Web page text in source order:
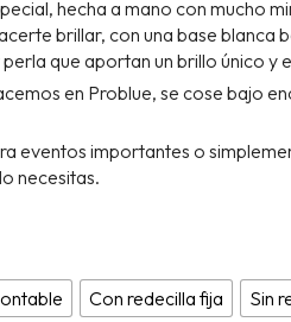
DESDE
22,95 €
HASTA
hecha a mano con mucho
brillar, con una base blanca
que aportan un brillo único y
en Problue, se cose bajo
eventos importantes o
necesitas.
Con redecilla fija Sin